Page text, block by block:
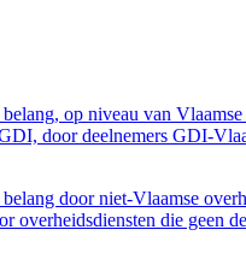
op niveau van
door deelnemers GDI-
door niet-Vlaamse
overheidsdiensten die geen